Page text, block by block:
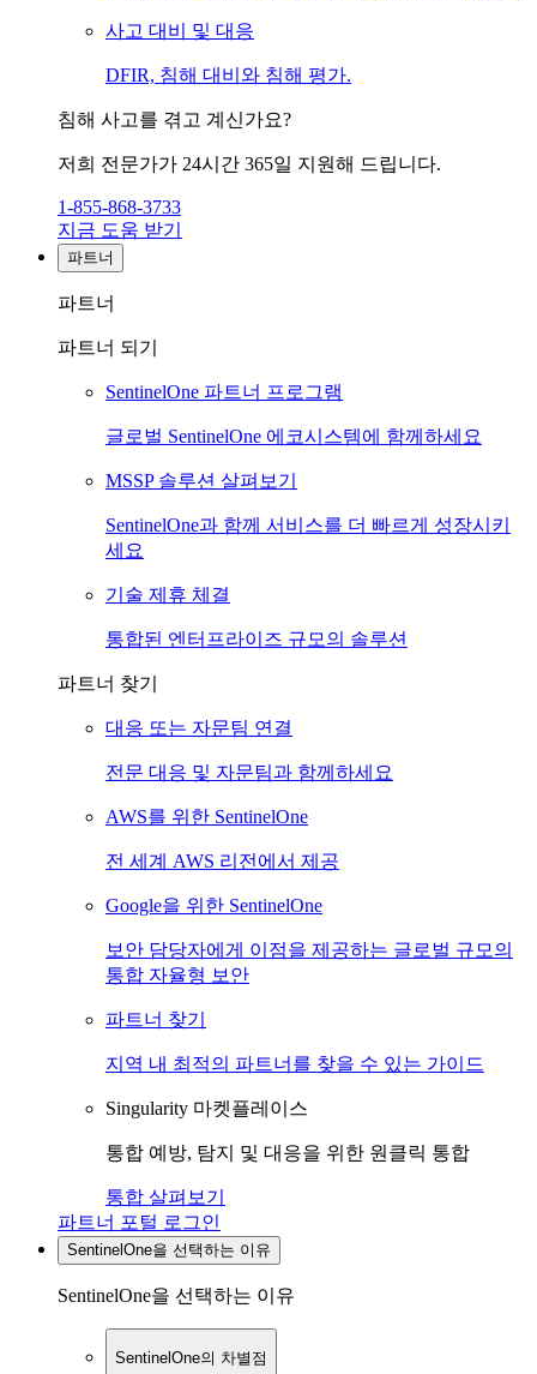
사고 대비 및 대응
DFIR, 침해 대비와 침해 평가.
침해 사고를 겪고 계신가요?
저희 전문가가 24시간 365일 지원해 드립니다.
1-855-868-3733
지금 도움 받기
파트너
파트너
파트너 되기
SentinelOne 파트너 프로그램
글로벌 SentinelOne 에코시스템에 함께하세요
MSSP 솔루션 살펴보기
SentinelOne과 함께 서비스를 더 빠르게 성장시키
세요
기술 제휴 체결
통합된 엔터프라이즈 규모의 솔루션
파트너 찾기
대응 또는 자문팀 연결
전문 대응 및 자문팀과 함께하세요
AWS를 위한 SentinelOne
전 세계 AWS 리전에서 제공
Google을 위한 SentinelOne
보안 담당자에게 이점을 제공하는 글로벌 규모의
통합 자율형 보안
파트너 찾기
지역 내 최적의 파트너를 찾을 수 있는 가이드
Singularity 마켓플레이스
통합 예방, 탐지 및 대응을 위한 원클릭 통합
통합 살펴보기
파트너 포털 로그인
SentinelOne을 선택하는 이유
SentinelOne을 선택하는 이유
SentinelOne의 차별점